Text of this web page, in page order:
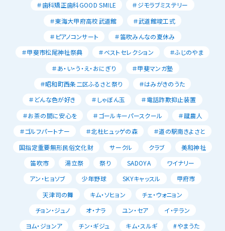
＃歯科矯正歯科GOOD SMILE
＃ジモラブミステリー
＃東海大甲府高校武道館
＃武道館竣工式
＃ピアノコンサート
＃笛吹みんなの夏休み
＃甲斐市松尾神社祭典
＃ベストセレクション
＃ふじのやま
＃あ・い・う・え・おにぎり
＃甲斐マンガ塾
＃昭和町西条二区ふるさと祭り
＃はみがきのうた
＃どんな色が好き
＃しゃぼん玉
＃電話詐欺抑止装置
＃お茶の間に安心を
＃ゴールキーパースクール
＃蹴農人
＃ゴルフパートナー
＃北杜ヒュッゲの森
＃道の駅南きよさと
国指定重要無形民俗文化財
サークル クラブ
美和神社
笛吹市
湯立祭 祭り SADOYA
ワイナリー
アン・ヒョソブ
少年野球 SKYキャッスル
甲府市
天津司の舞
キム・ソヒョン
チェ・ウォニョン
チョン・ジュノ
オ・ナラ ユン・セア
イ・テラン
ヨム・ジョンア
チン・ギジュ キム・スルギ
#やまうた